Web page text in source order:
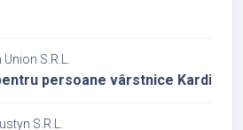
S.R.L.
persoane vârstnice Kardinal
S.R.L.